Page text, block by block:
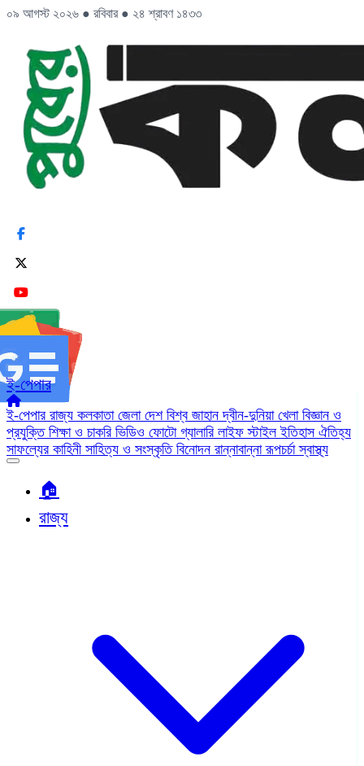
০৯ আগস্ট ২০২৬ ● রবিবার ● ২৪ শ্রাবণ ১৪৩৩
ই-পেপার
ই-পেপার রাজ্য কলকাতা জেলা দেশ বিশ্ব জাহানদ্বীন-দুনিয়া খেলা বিজ্ঞান ও
প্রযুক্তি শিক্ষা ও চাকরি ভিডিও ফোটো গ্যালারি লাইফ স্টাইলইতিহাস ঐতিহ্য
সাফল্যের কাহিনী সাহিত্য ও সংস্কৃতি বিনোদন রান্নাবান্নারূপচর্চাস্বাস্থ্য
🏠︎
রাজ্য